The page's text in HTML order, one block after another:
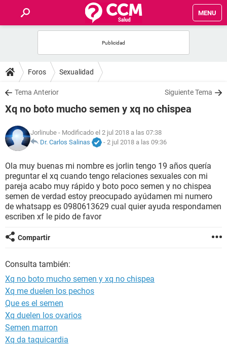
MENU
FOROS
SALUD
FAMILIA
NUTRICIÓN
BIENESTAR
SEXUALIDAD
GLOSARIO
Foros Sexualidad
Tema Anterior Siguiente Tema
Xq no boto mucho semen y xq no chispea
Jorlinube - Modificado el 2 jul 2018 a las 07:38
Dr. Carlos Salinas
- 2 jul 2018 a las 09:36
Ola muy buenas mi nombre es jorlin tengo 19 años quería
preguntar el xq cuando tengo relaciones sexuales con mi
pareja acabo muy rápido y boto poco semen y no chispea
semen de verdad estoy preocupado ayúdamen mi numero
de whatsapp es 0980613629 cual quier ayuda respondamen
escriben xf le pido de favor
Compartir
Consulta también:
Xq no boto mucho semen y xq no chispea
Xq me duelen los pechos
Que es el semen
Xq duelen los ovarios
Semen marron
Xq da taquicardia